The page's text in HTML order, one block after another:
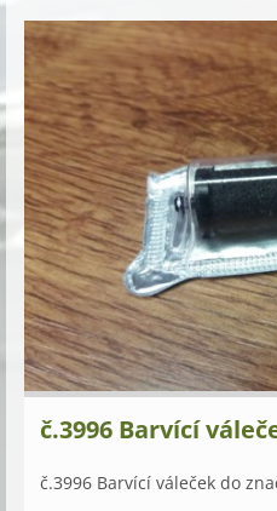
č.3996 Barvící
č.3996 Barvící váleček do